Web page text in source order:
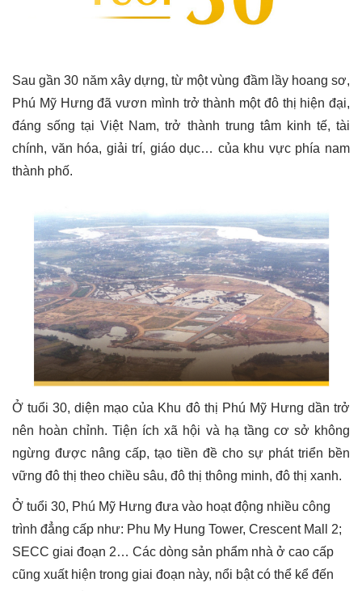
Sau gần 30 năm xây dựng, từ một vùng đầm lầy hoang sơ,
Phú Mỹ Hưng đã vươn mình trở thành một đô thị hiện đại,
đáng sống tại Việt Nam, trở thành trung tâm kinh tế, tài
chính, văn hóa, giải trí, giáo dục… của khu vực phía nam
thành phố.
Ở tuổi 30, diện mạo của Khu đô thị Phú Mỹ Hưng dần trở
nên hoàn chỉnh. Tiện ích xã hội và hạ tầng cơ sở không
ngừng được nâng cấp, tạo tiền đề cho sự phát triển bền
vững đô thị theo chiều sâu, đô thị thông minh, đô thị xanh.
Ở tuổi 30, Phú Mỹ Hưng đưa vào hoạt động nhiều công
trình đẳng cấp như: Phu My Hung Tower, Crescent Mall 2;
SECC giai đoạn 2… Các dòng sản phẩm nhà ở cao cấp
cũng xuất hiện trong giai đoạn này, nổi bật có thể kể đến